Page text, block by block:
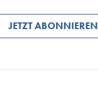
JETZT ABONNIEREN